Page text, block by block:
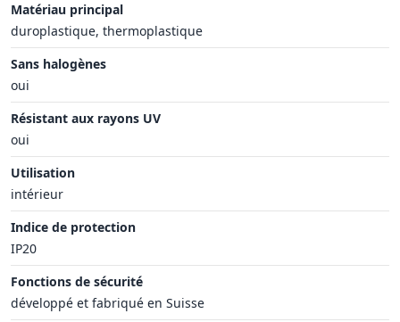
Matériau principal
duroplastique, thermoplastique
Sans halogènes
oui
Résistant aux rayons UV
oui
Utilisation
intérieur
Indice de protection
IP20
Fonctions de sécurité
développé et fabriqué en Suisse